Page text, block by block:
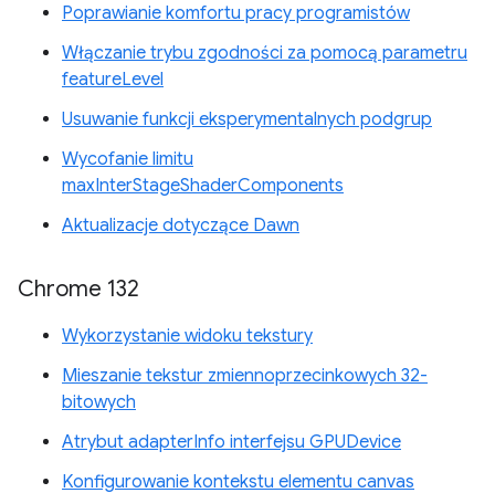
Poprawianie komfortu pracy programistów
Włączanie trybu zgodności za pomocą parametru
featureLevel
Usuwanie funkcji eksperymentalnych podgrup
Wycofanie limitu
maxInterStageShaderComponents
Aktualizacje dotyczące Dawn
Chrome 132
Wykorzystanie widoku tekstury
Mieszanie tekstur zmiennoprzecinkowych 32-
bitowych
Atrybut adapterInfo interfejsu GPUDevice
Konfigurowanie kontekstu elementu canvas